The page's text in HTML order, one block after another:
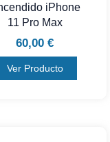
iPhone
11 Pro Max
60,00 €
Ver Producto